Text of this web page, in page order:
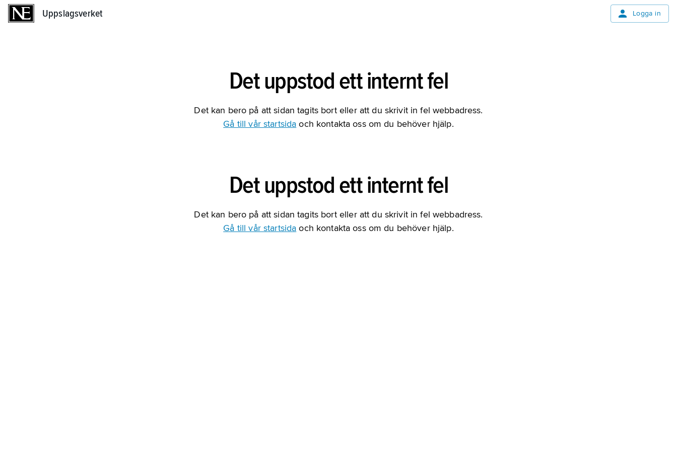
Uppslagsverket Logga in
Det uppstod ett internt fel
Det kan bero på att sidan tagits bort eller att du skrivit in fel webbadress.
Gå till vår startsida och kontakta oss om du behöver hjälp.
Det uppstod ett internt fel
Det kan bero på att sidan tagits bort eller att du skrivit in fel webbadress.
Gå till vår startsida och kontakta oss om du behöver hjälp.